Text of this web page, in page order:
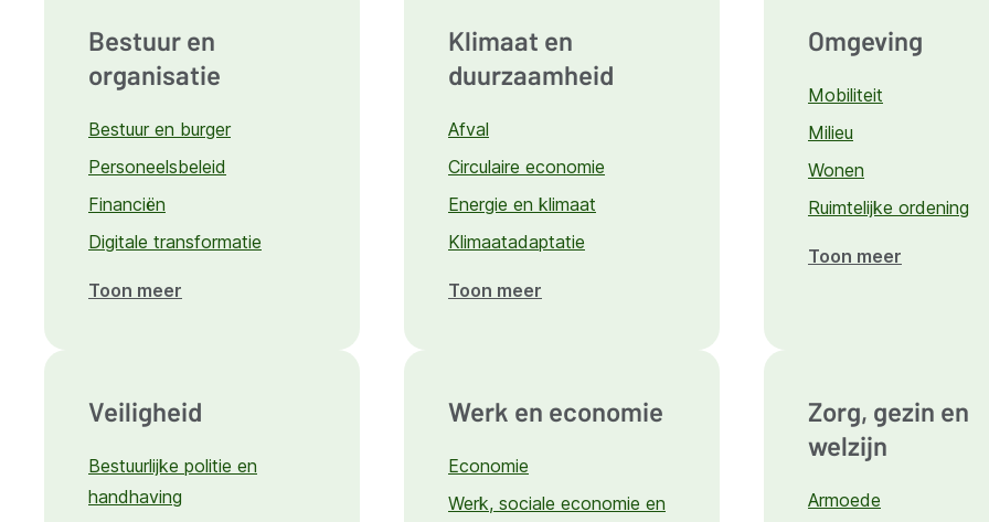
kennisdomeinen
Bestuur en
organisatie
Bestuur en burger
Personeelsbeleid
Financiën
Digitale transformatie
Toon meer
Klimaat en
duurzaamheid
Afval
Circulaire economie
Energie en klimaat
Klimaatadaptatie
Toon meer
Omgeving
Mobiliteit
Milieu
Wonen
Ruimtelijke ordening
Toon meer
Veiligheid
Bestuurlijke politie en
handhaving
Werk en economie
Economie
Werk, sociale economie en
Zorg, gezin en
welzijn
Armoede